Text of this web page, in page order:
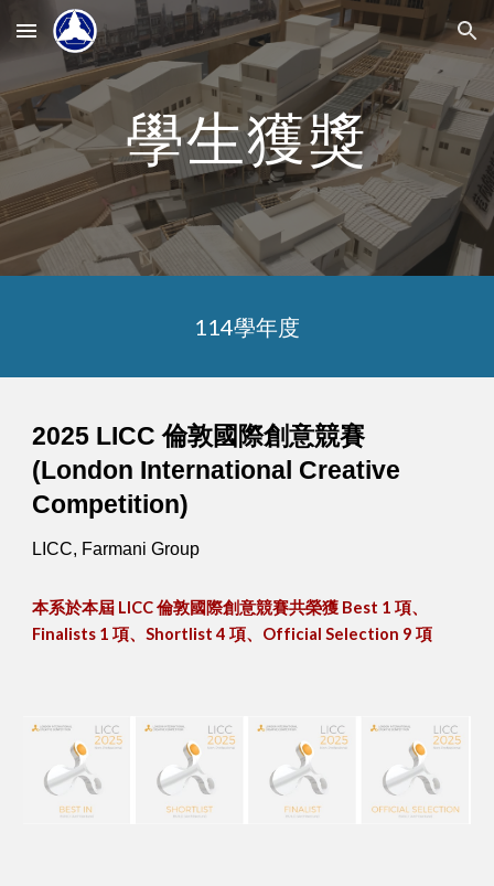
Skip to main content Skip to navigation
學生獲獎
114學年度
2025 LICC 倫敦國際創意競賽
(London International Creative
Competition)
LICC, Farmani Group
本系於本屆 LICC 倫敦國際創意競賽共榮獲 Best 1 項、
Finalists 1 項、Shortlist 4 項、Official Selection 9 項